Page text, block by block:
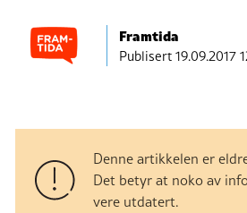
Framtida
Publisert19.09.2017
Denne artikkelen er
Det betyr at noko av
vere utdatert.